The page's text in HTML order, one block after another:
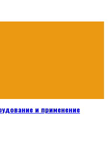
и применение